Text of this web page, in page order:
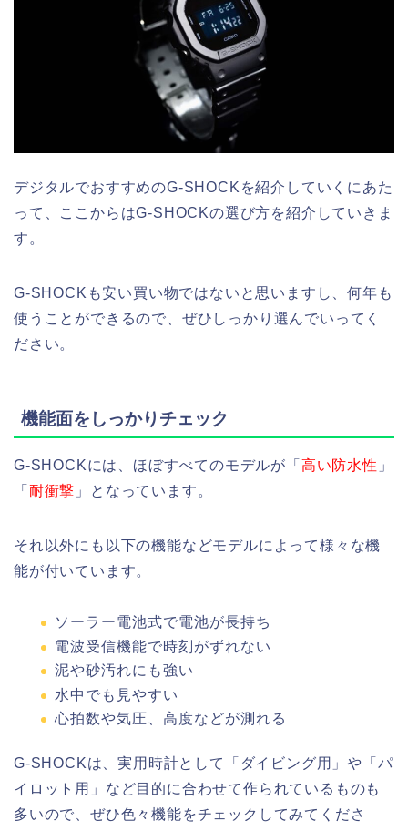
デジタルでおすすめのG-SHOCKを紹介していくにあた
って、ここからはG-SHOCKの選び方を紹介していきま
す。
G-SHOCKも安い買い物ではないと思いますし、何年も
使うことができるので、ぜひしっかり選んでいってく
ださい。
機能面をしっかりチェック
G-SHOCKには、ほぼすべてのモデルが「 高い防水性 」
「 耐衝撃 」となっています。
それ以外にも以下の機能などモデルによって様々な機
能が付いています。
ソーラー電池式で電池が長持ち
電波受信機能で時刻がずれない
泥や砂汚れにも強い
水中でも見やすい
心拍数や気圧、高度などが測れる
G-SHOCKは、実用時計として「ダイビング用」や「パ
イロット用」など目的に合わせて作られているものも
多いので、ぜひ色々機能をチェックしてみてくださ